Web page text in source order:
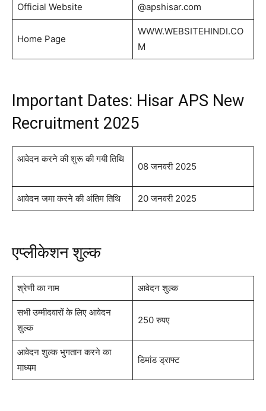
Official Website @apshisar.com
Home Page
WWW.WEBSITEHINDI.CO
M
Important Dates: Hisar APS New
Recruitment 2025
आवेदन करने की शुरू की गयी तिथि
08 जनवरी 2025
आवेदन जमा करने की अंतिम तिथि 20 जनवरी 2025
एप्लीकेशन शुल्क
श्रेणी का नाम आवेदन शुल्क
सभी उम्मीदवारों के लिए आवेदन
शुल्क
250 रुपए
आवेदन शुल्क भुगतान करने का
माध्यम
डिमांड ड्राफ्ट